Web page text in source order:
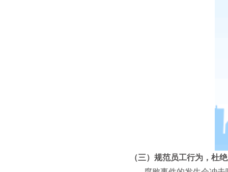
（三）规范员工行为，杜